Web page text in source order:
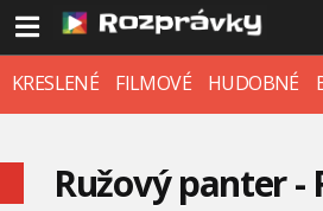
KRESLENÉ FILMOVÉ HUDOBNÉ
Ružový panter -